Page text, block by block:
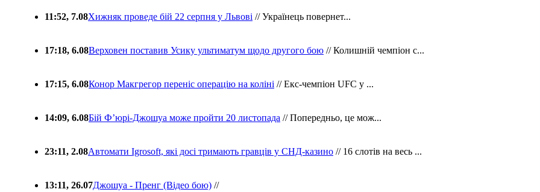
11:52, 7.08Хижняк проведе бій 22 серпня у Львові // Українець повернет...
17:18, 6.08Верховен поставив Усику ультиматум щодо другого бою // Колишній чемпіон с...
17:15, 6.08Конор Макгрегор переніс операцію на коліні // Екс-чемпіон UFC у ...
14:09, 6.08Бій Ф’юрі-Джошуа може пройти 20 листопада // Попередньо, це мож...
23:11, 2.08Автомати Igrosoft, які досі тримають гравців у СНД-казино // 16 слотів на весь ...
13:11, 26.07Джошуа - Пренг (Відео бою) //